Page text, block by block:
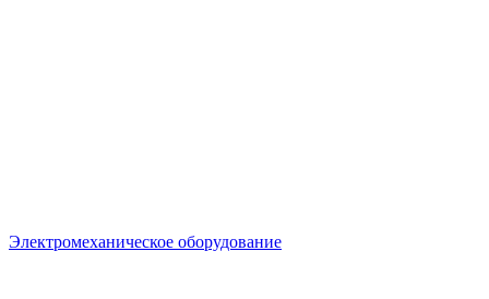
Электромеханическое оборудование